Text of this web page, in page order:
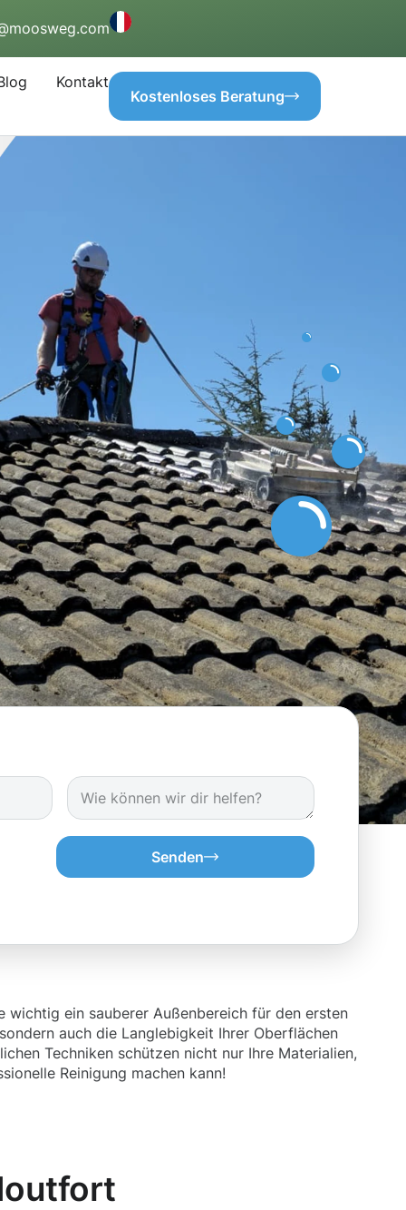
Kontakt
Kostenloses Beratung
Senden
wichtig ein sauberer Außenbereich für den ersten
auch die Langlebigkeit Ihrer Oberflächen
Techniken schützen nicht nur Ihre Materialien,
Reinigung machen kann!